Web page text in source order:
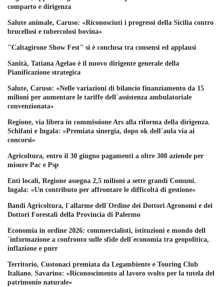
comparto e dirigenza
Salute animale, Caruso: «Riconosciuti i progressi della Sicilia contro
brucellosi e tubercolosi bovina»
"Caltagirone Show Fest" si è conclusa tra consensi ed applausi
Sanità, Tatiana Agelao è il nuovo dirigente generale della
Pianificazione strategica
Salute, Caruso: «Nelle variazioni di bilancio finanziamento da 15
milioni per aumentare le tariffe dell´assistenza ambulatoriale
convenzionata»
Regione, via libera in commissione Ars alla riforma della dirigenza.
Schifani e Ingala: «Premiata sinergia, dopo ok dell´aula via ai
concorsi»
Agricoltura, entro il 30 giugno pagamenti a oltre 300 aziende per
misure Pac e Psp
Enti locali, Regione assegna 2,5 milioni a sette grandi Comuni.
Ingala: «Un contributo per affrontare le difficoltà di gestione»
Bandi Agricoltura, l´allarme dell´Ordine dei Dottori Agronomi e dei
Dottori Forestali della Provincia di Palermo
Economia in ordine 2026: commercialisti, istituzioni e mondo dell
´informazione a confronto sulle sfide dell´economia tra geopolitica,
inflazione e pnrr
Territorio, Custonaci premiata da Legambiente e Touring Club
Italiano. Savarino: «Riconoscimento al lavoro svolto per la tutela del
patrimonio naturale»